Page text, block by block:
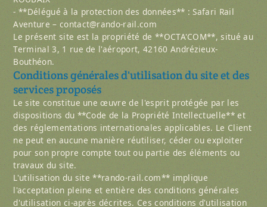
- **Délégué à la protection des données** : Safari Rail
Aventure – contact@rando-rail.com
Le présent site est la propriété de **OCTA'COM**, situé au
Terminal 3, 1 rue de l'aéroport, 42160 Andrézieux-
Bouthéon.
Conditions générales d'utilisation du site et des
services proposés
Le site constitue une œuvre de l'esprit protégée par les
dispositions du **Code de la Propriété Intellectuelle** et
des réglementations internationales applicables. Le Client
ne peut en aucune manière réutiliser, céder ou exploiter
pour son propre compte tout ou partie des éléments ou
travaux du site.
L'utilisation du site **rando-rail.com** implique
l'acceptation pleine et entière des conditions générales
d'utilisation ci-après décrites. Ces conditions d'utilisation